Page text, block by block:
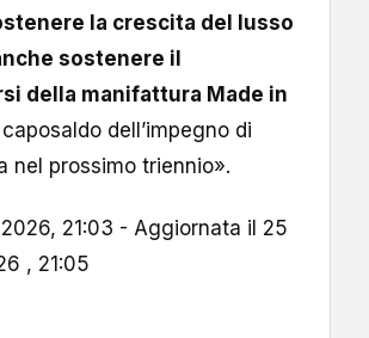
la crescita del lusso
sostenere il
della manifattura Made in
dell’impegno di
nel prossimo triennio».
21:03 - Aggiornata il 25
, 21:05